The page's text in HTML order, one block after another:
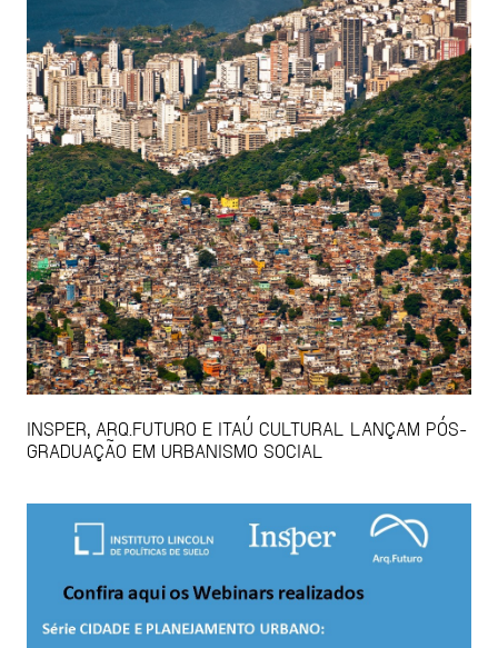
INSPER, ARQ.FUTURO E ITAÚ CULTURAL LANÇAM PÓS-
GRADUAÇÃO EM URBANISMO SOCIAL